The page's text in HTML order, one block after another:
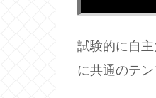
試験的に自
に共通のテ